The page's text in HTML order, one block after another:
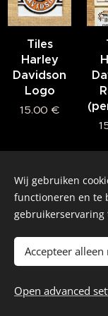
Tiles
Harley
Davidson
Logo
15.00 €
Wij gebruiken
functioneren en te
gebruikerservaring
Accepteer
Open advanced